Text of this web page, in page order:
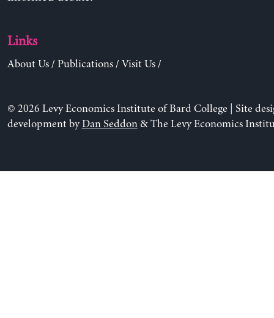
Links
About Us/ Publications/ Visit Us/
© 2026 Levy Economics Institute of Bard College | Site
development byDan Seddon& The Levy Economics